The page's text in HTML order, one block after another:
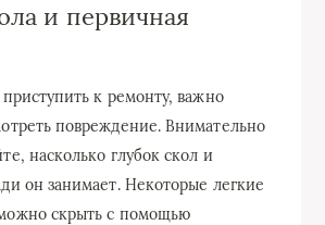
и первичная
к ремонту, важно
повреждение. Внимательно
насколько глубок скол и
он занимает. Некоторые легкие
скрыть с помощью